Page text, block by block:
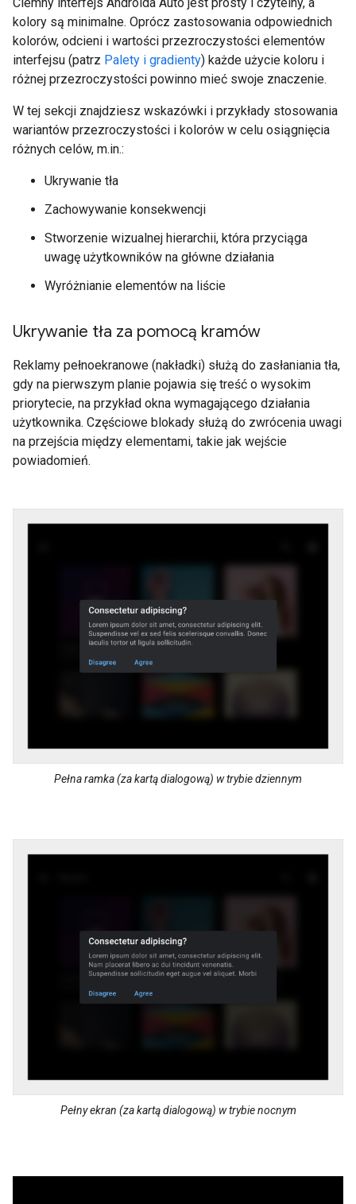
kolory są minimalne. Oprócz zastosowania odpowiednich
kolorów, odcieni i wartości przezroczystości elementów
interfejsu (patrz Palety i gradienty) każde użycie koloru i
różnej przezroczystości powinno mieć swoje znaczenie.
W tej sekcji znajdziesz wskazówki i przykłady stosowania
wariantów przezroczystości i kolorów w celu osiągnięcia
różnych celów, m.in.:
Ukrywanie tła
Zachowywanie konsekwencji
Stworzenie wizualnej hierarchii, która przyciąga
uwagę użytkowników na główne działania
Wyróżnianie elementów na liście
Ukrywanie tła za pomocą kramów
Reklamy pełnoekranowe (nakładki) służą do zasłaniania tła,
gdy na pierwszym planie pojawia się treść o wysokim
priorytecie, na przykład okna wymagającego działania
użytkownika. Częściowe blokady służą do zwrócenia uwagi
na przejścia między elementami, takie jak wejście
powiadomień.
Pełna ramka (za kartą dialogową) w trybie dziennym
Pełny ekran (za kartą dialogową) w trybie nocnym